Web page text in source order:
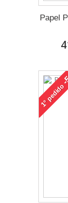
Papel
1°
pedido
-